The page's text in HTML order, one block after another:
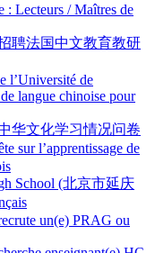
: Lecteurs / Maîtres de
聘法国中文教育教研
l’Université de
langue chinoise pour
华文化学习情况问卷
sur l’apprentissage de
School (北京市延庆
un(e) PRAG ou